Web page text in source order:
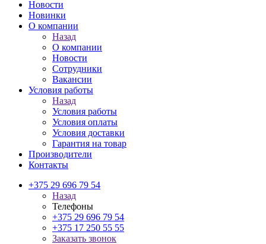
Новости
Новинки
О компании
Назад
О компании
Новости
Сотрудники
Вакансии
Условия работы
Назад
Условия работы
Условия оплаты
Условия доставки
Гарантия на товар
Производители
Контакты
+375 29 696 79 54
Назад
Телефоны
+375 29 696 79 54
+375 17 250 55 55
Заказать звонок